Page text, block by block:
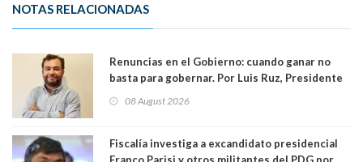
NOTAS RELACIONADAS
Renuncias en el Gobierno: cuando ganar no
basta para gobernar. Por Luis Ruz, Presidente
08 August 2026
Fiscalía investiga a excandidato presidencial